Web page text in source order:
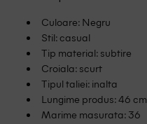
Culoare: Negru
Stil: casual
Tip material: subtire
Croiala: scurt
Tipul taliei: inalta
Lungime produs: 46 cm
Marime masurata: 36